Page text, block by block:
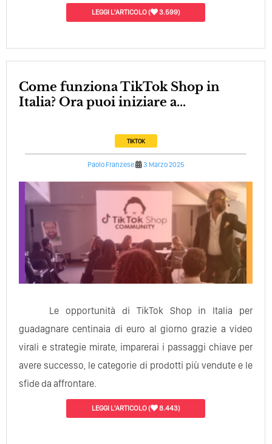
LEGGI L'ARTICOLO( 3.599)
Come funziona TikTok Shop in
Italia? Ora puoi iniziare a...
TIKTOK
Paolo Franzese 3 Marzo 2025
Le opportunità di TikTok Shop in Italia per
guadagnare centinaia di euro al giorno grazie a video
virali e strategie mirate, imparerai i passaggi chiave per
avere successo, le categorie di prodotti più vendute e le
sfide da affrontare.
LEGGI L'ARTICOLO( 8.443)